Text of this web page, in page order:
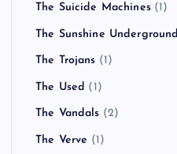
The Suicide Machines(1)
The Sunshine Underground
The Trojans (1)
The Used (1)
The Vandals (2)
The Verve (1)